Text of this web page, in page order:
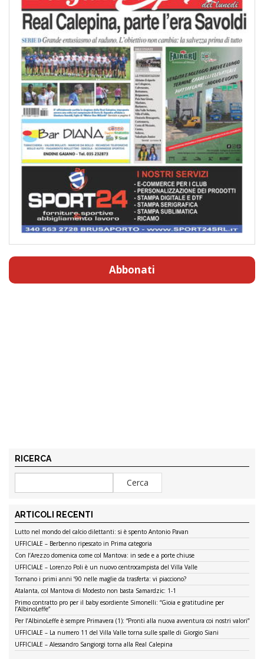
Abbonati
RICERCA
ARTICOLI RECENTI
Lutto nel mondo del calcio dilettanti: si è spento Antonio Pavan
UFFICIALE – Berbenno ripescato in Prima categoria
Con l’Arezzo domenica come col Mantova: in sede e a porte chiuse
UFFICIALE – Lorenzo Poli è un nuovo centrocampista del Villa Valle
Tornano i primi anni ’90 nelle maglie da trasferta: vi piacciono?
Atalanta, col Mantova di Modesto non basta Samardzic: 1-1
Primo contratto pro per il baby esordiente Simonelli: “Gioia e gratitudine per
l’AlbinoLeffe”
Per l’AlbinoLeffe è sempre Primavera (1): “Pronti alla nuova avventura coi nostri valori”
UFFICIALE – La numero 11 del Villa Valle torna sulle spalle di Giorgio Siani
UFFICIALE – Alessandro Sangiorgi torna alla Real Calepina